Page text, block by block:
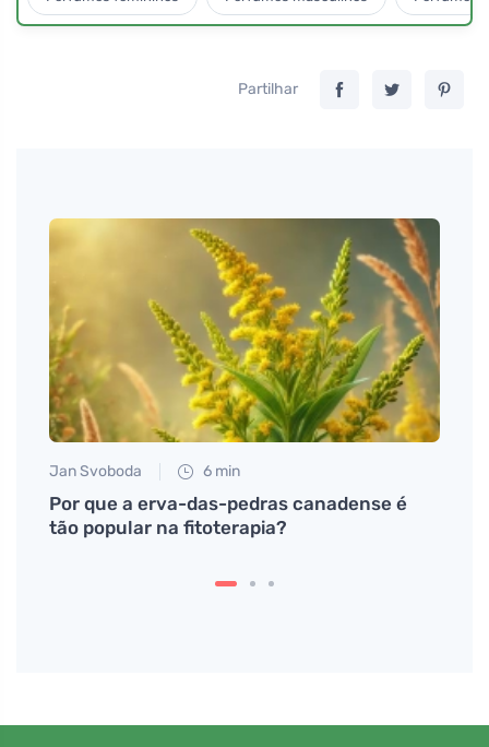
Partilhar
Jan Svoboda 6 min
Por que a erva-das-pedras canadense é
tão popular na fitoterapia?